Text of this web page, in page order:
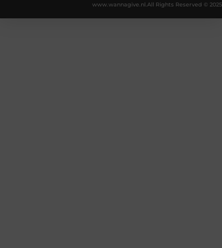
All Rights Reserved © 2025
www.wannagive.nl.